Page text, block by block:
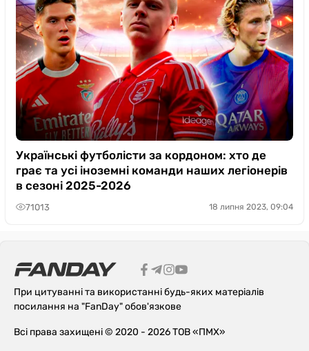
Українські футболісти за кордоном: хто де
грає та усі іноземні команди наших легіонерів
в сезоні 2025-2026
71013 18 липня 2023, 09:04
При цитуванні та використанні будь-яких матеріалів
посилання на "FanDay" обов'язкове
Всі права захищені © 2020 - 2026 ТОВ «ПМХ»